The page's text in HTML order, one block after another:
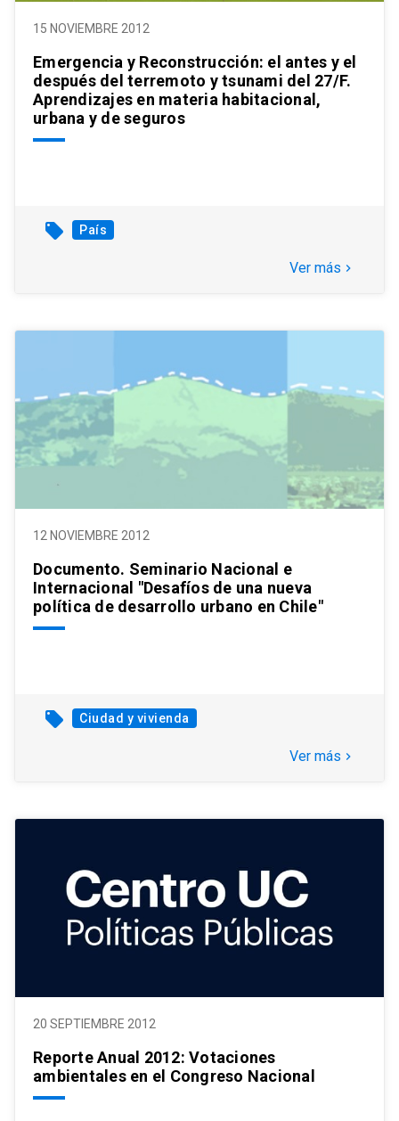
15 NOVIEMBRE 2012
Emergencia y Reconstrucción: el antes y el
después del terremoto y tsunami del 27/F.
Aprendizajes en materia habitacional,
urbana y de seguros
local_offer País
Ver más keyboard_arrow_right
12 NOVIEMBRE 2012
Documento. Seminario Nacional e
Internacional "Desafíos de una nueva
política de desarrollo urbano en Chile"
local_offer Ciudad y vivienda
Ver más keyboard_arrow_right
20 SEPTIEMBRE 2012
Reporte Anual 2012: Votaciones
ambientales en el Congreso Nacional